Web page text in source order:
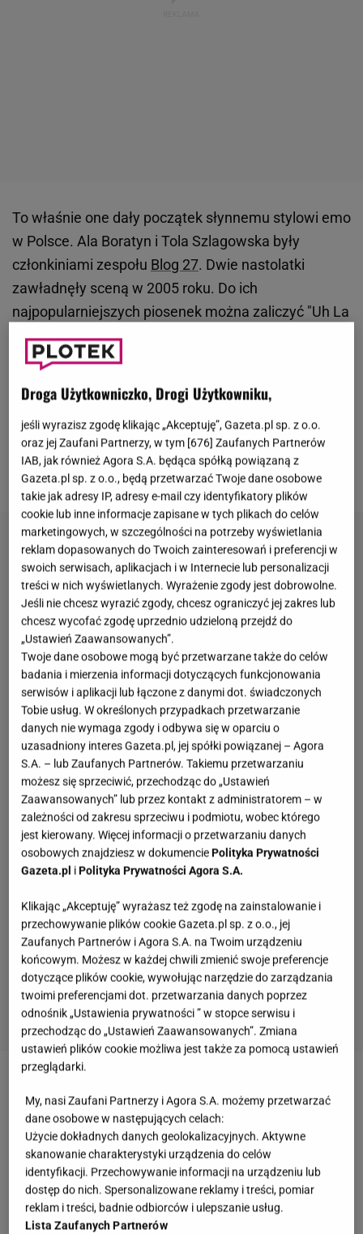
To właśnie one dały początek słynnemu stylowi emo
w Polsce. Ala Boratyn i Tola Szlagowska były
członkiniami zespołu Blog 27. Dwie nastolatki
zawładnęły sceną w 2005 roku. Do ich
najpopularniejszych piosenek można zaliczyć "Uh La
La La" czy "Wid Out Ya". Piosenkarki zyskały
rozpoznawalność dzięki wyjątkowemu wizerunkowi.
innymi liczne kolczyki, mocny makijaż czy grzywka
zaczesana na bok. Dwie dekady temu to właśnie tak
chciała wyglądać każda nastolatka.Co dziś słychać
u Ali i Toli?
"Lombard" wystąpi razem na scenie. "Miałam
gotowość"
Jak dzisiaj wyglądają Ala i Tola z zespołu Blog 27?
Kiedyś szalała za nimi każda nastolatka
Droga Użytkowniczko, Drogi Użytkowniku,
jeśli wyrazisz zgodę klikając „Akceptuję”, Gazeta.pl sp. z o.o.
oraz jej Zaufani Partnerzy, w tym [676] Zaufanych Partnerów
IAB, jak również Agora S.A. będąca spółką powiązaną z
Gazeta.pl sp. z o.o., będą przetwarzać Twoje dane osobowe
takie jak adresy IP, adresy e-mail czy identyfikatory plików
cookie lub inne informacje zapisane w tych plikach do celów
marketingowych, w szczególności na potrzeby wyświetlania
reklam dopasowanych do Twoich zainteresowań i preferencji w
swoich serwisach, aplikacjach i w Internecie lub personalizacji
treści w nich wyświetlanych. Wyrażenie zgody jest dobrowolne.
Jeśli nie chcesz wyrazić zgody, chcesz ograniczyć jej zakres lub
chcesz wycofać zgodę uprzednio udzieloną przejdź do
„Ustawień Zaawansowanych”.
Twoje dane osobowe mogą być przetwarzane także do celów
badania i mierzenia informacji dotyczących funkcjonowania
serwisów i aplikacji lub łączone z danymi dot. świadczonych
Tobie usług. W określonych przypadkach przetwarzanie
danych nie wymaga zgody i odbywa się w oparciu o
uzasadniony interes Gazeta.pl, jej spółki powiązanej – Agora
S.A. – lub Zaufanych Partnerów. Takiemu przetwarzaniu
możesz się sprzeciwić, przechodząc do „Ustawień
Zaawansowanych” lub przez kontakt z administratorem – w
zależności od zakresu sprzeciwu i podmiotu, wobec którego
jest kierowany. Więcej informacji o przetwarzaniu danych
osobowych znajdziesz w dokumencie Polityka Prywatności
Gazeta.pl i Polityka Prywatności Agora S.A.
Klikając „Akceptuję” wyrażasz też zgodę na zainstalowanie i
przechowywanie plików cookie Gazeta.pl sp. z o.o., jej
Zaufanych Partnerów i Agora S.A. na Twoim urządzeniu
końcowym. Możesz w każdej chwili zmienić swoje preferencje
dotyczące plików cookie, wywołując narzędzie do zarządzania
twoimi preferencjami dot. przetwarzania danych poprzez
odnośnik „Ustawienia prywatności ” w stopce serwisu i
przechodząc do „Ustawień Zaawansowanych”. Zmiana
ustawień plików cookie możliwa jest także za pomocą ustawień
przeglądarki.
My, nasi Zaufani Partnerzy i Agora S.A. możemy przetwarzać
dane osobowe w następujących celach:
Użycie dokładnych danych geolokalizacyjnych. Aktywne
skanowanie charakterystyki urządzenia do celów
identyfikacji. Przechowywanie informacji na urządzeniu lub
dostęp do nich. Spersonalizowane reklamy i treści, pomiar
reklam i treści, badnie odbiorców i ulepszanie usług.
Lista Zaufanych Partnerów